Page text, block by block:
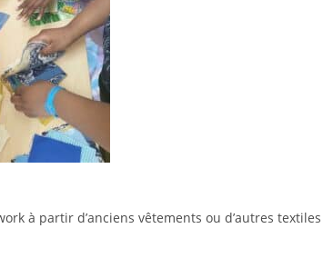
à partir d’anciens vêtements ou d’autres